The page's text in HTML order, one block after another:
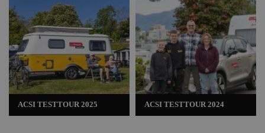
ACSI TESTTOUR 2025 ACSI TESTTOUR 2024